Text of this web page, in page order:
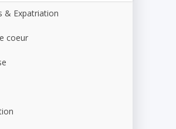
& Expatriation
coeur